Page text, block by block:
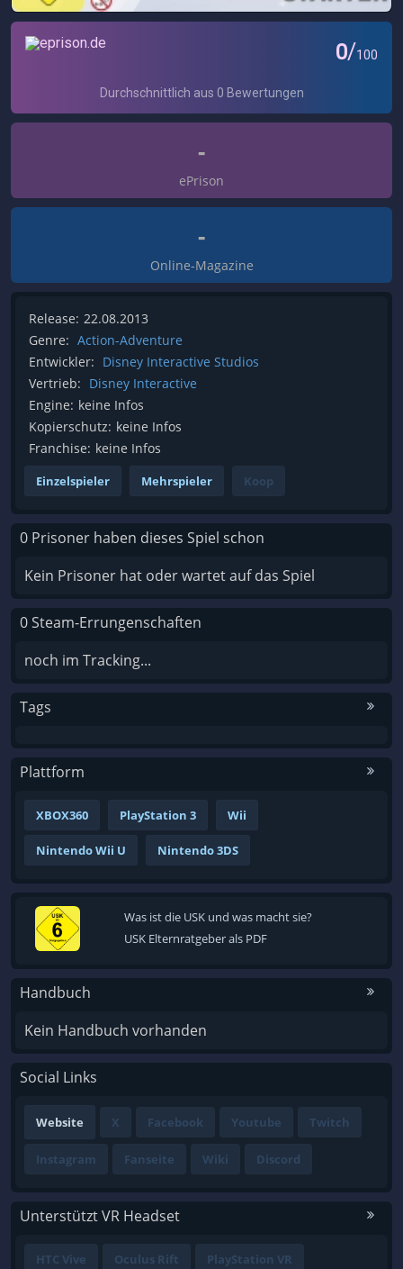
-
ePrison
-
Online-Magazine
Release: 22.08.2013
Genre: Action-Adventure
Entwickler: Disney Interactive Studios
Vertrieb: Disney Interactive
Engine: keine Infos
Kopierschutz: keine Infos
Franchise: keine Infos
Einzelspieler Mehrspieler Koop
0 Prisoner haben dieses Spiel schon
Kein Prisoner hat oder wartet auf das Spiel
0 Steam-Errungenschaften
noch im Tracking...
Tags
Plattform
XBOX360 PlayStation 3 Wii
Nintendo Wii U Nintendo 3DS
Was ist die USK und was macht sie?
USK Elternratgeber als PDF
Handbuch
Kein Handbuch vorhanden
Social Links
Website X Facebook Youtube Twitch
Instagram Fanseite Wiki Discord
Unterstützt VR Headset
HTC Vive Oculus Rift PlayStation VR